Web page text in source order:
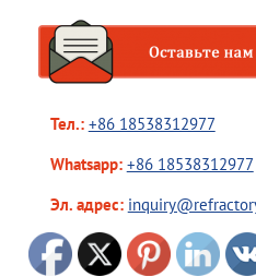
Тел.: +86 18538312977
Whatsapp: +86 18538312977
Эл. адрес: